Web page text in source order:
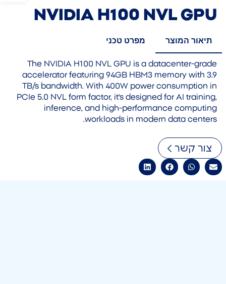
NVIDIA H100 NVL GPU
תיאור המוצר מפרט טכני
The NVIDIA H100 NVL GPU is a datacenter-grade
accelerator featuring 94GB HBM3 memory with 3.9
TB/s bandwidth. With 400W power consumption in
PCIe 5.0 NVL form factor, it's designed for AI training,
inference, and high-performance computing
workloads in modern data centers.
צור קשר